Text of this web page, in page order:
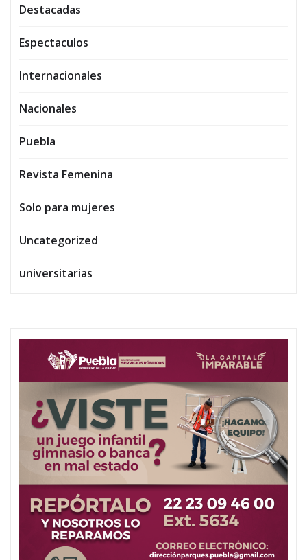
Destacadas
Espectaculos
Internacionales
Nacionales
Puebla
Revista Femenina
Solo para mujeres
Uncategorized
universitarias